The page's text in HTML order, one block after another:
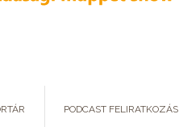
PODCAST FELIRATKOZÁS